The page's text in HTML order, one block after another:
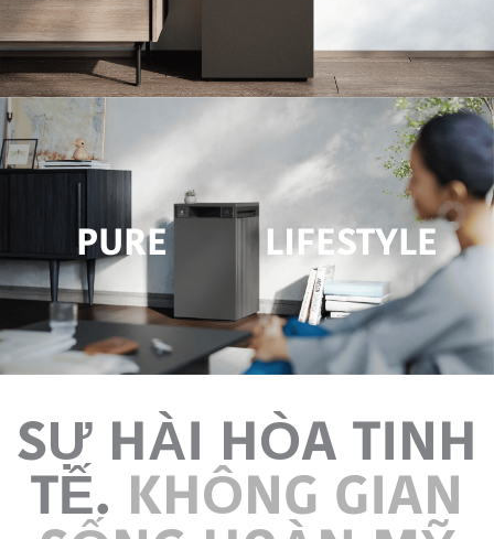
PURE LIFESTYLE
SỰ HÀI HÒA TINH
TẾ. KHÔNG GIAN